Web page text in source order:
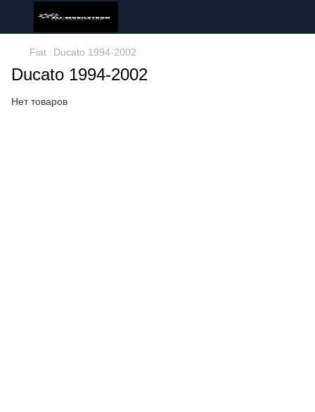
Fiat Ducato 1994-2002
Ducato 1994-2002
Нет товаров